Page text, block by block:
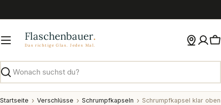
Inhalt
Suchen
Startseite Verschlüsse Schrumpfkapseln